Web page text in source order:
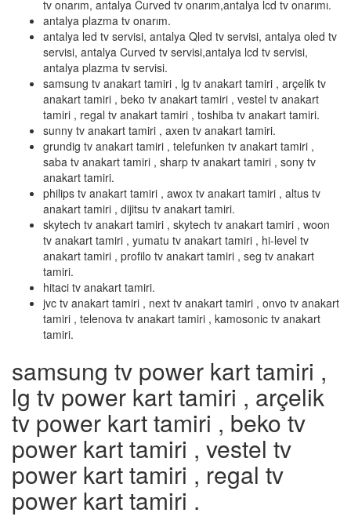
tv onarım, antalya Curved tv onarım,antalya lcd tv onarımı.
antalya plazma tv onarım.
antalya led tv servisi, antalya Qled tv servisi, antalya oled tv
servisi, antalya Curved tv servisi,antalya lcd tv servisi,
antalya plazma tv servisi.
samsung tv anakart tamiri , lg tv anakart tamiri , arçelik tv
anakart tamiri , beko tv anakart tamiri , vestel tv anakart
tamiri , regal tv anakart tamiri , toshiba tv anakart tamiri.
sunny tv anakart tamiri , axen tv anakart tamiri.
grundig tv anakart tamiri , telefunken tv anakart tamiri ,
saba tv anakart tamiri , sharp tv anakart tamiri , sony tv
anakart tamiri.
philips tv anakart tamiri , awox tv anakart tamiri , altus tv
anakart tamiri , dijitsu tv anakart tamiri.
skytech tv anakart tamiri , skytech tv anakart tamiri , woon
tv anakart tamiri , yumatu tv anakart tamiri , hi-level tv
anakart tamiri , profilo tv anakart tamiri , seg tv anakart
tamiri.
hitaci tv anakart tamiri.
jvc tv anakart tamiri , next tv anakart tamiri , onvo tv anakart
tamiri , telenova tv anakart tamiri , kamosonic tv anakart
tamiri.
samsung tv power kart tamiri ,
lg tv power kart tamiri , arçelik
tv power kart tamiri , beko tv
power kart tamiri , vestel tv
power kart tamiri , regal tv
power kart tamiri .